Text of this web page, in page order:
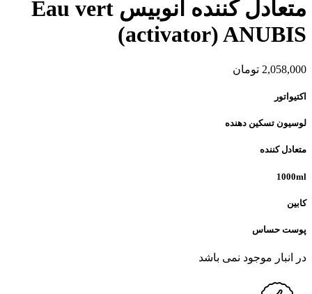
متعادل کننده آنوبیس Eau vert
(activator) ANUBIS
2,058,000 تومان
اکتیواتور
لوسیون تسکین دهنده
متعادل کننده
1000ml
کابین
پوست حساس
در انبار موجود نمی باشد